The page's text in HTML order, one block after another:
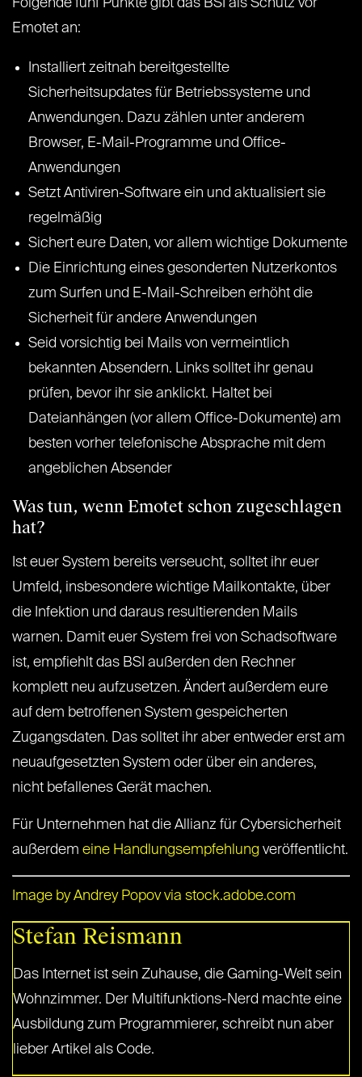
Folgende fünf Punkte gibt das BSI als Schutz vor
Emotet an:
Installiert zeitnah bereitgestellte
Sicherheitsupdates für Betriebssysteme und
Anwendungen. Dazu zählen unter anderem
Browser, E-Mail-Programme und Office-
Anwendungen
Setzt Antiviren-Software ein und aktualisiert sie
regelmäßig
Sichert eure Daten, vor allem wichtige Dokumente
Die Einrichtung eines gesonderten Nutzerkontos
zum Surfen und E-Mail-Schreiben erhöht die
Sicherheit für andere Anwendungen
Seid vorsichtig bei Mails von vermeintlich
bekannten Absendern. Links solltet ihr genau
prüfen, bevor ihr sie anklickt. Haltet bei
Dateianhängen (vor allem Office-Dokumente) am
besten vorher telefonische Absprache mit dem
angeblichen Absender
Was tun, wenn Emotet schon zugeschlagen
hat?
Ist euer System bereits verseucht, solltet ihr euer
Umfeld, insbesondere wichtige Mailkontakte, über
die Infektion und daraus resultierenden Mails
warnen. Damit euer System frei von Schadsoftware
ist, empfiehlt das BSI außerden den Rechner
komplett neu aufzusetzen. Ändert außerdem eure
auf dem betroffenen System gespeicherten
Zugangsdaten. Das solltet ihr aber entweder erst am
neuaufgesetzten System oder über ein anderes,
nicht befallenes Gerät machen.
Für Unternehmen hat die Allianz für Cybersicherheit
außerdem eine Handlungsempfehlung veröffentlicht.
Image by Andrey Popov via stock.adobe.com
Stefan Reismann
Das Internet ist sein Zuhause, die Gaming-Welt sein
Wohnzimmer. Der Multifunktions-Nerd machte eine
Ausbildung zum Programmierer, schreibt nun aber
lieber Artikel als Code.